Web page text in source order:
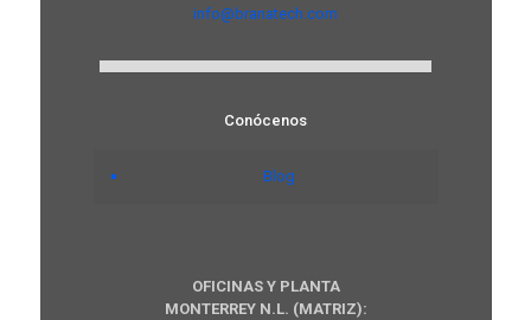
info@branatech.com
Conócenos
Blog
OFICINAS Y PLANTA
MONTERREY N.L. (MATRIZ):